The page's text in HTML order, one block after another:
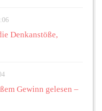
Denkanstöße,
Gewinn gelesen –